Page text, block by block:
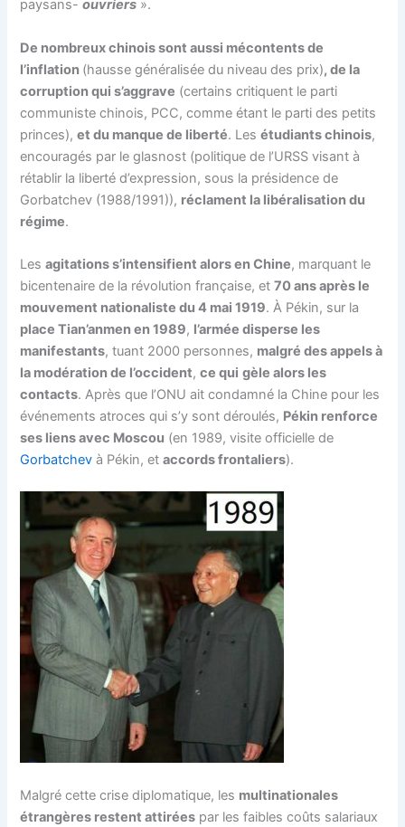
paysans-ouvriers ».
De nombreux chinois sont aussi mécontents de
l’inflation (hausse généralisée du niveau des prix), de la
corruption qui s’aggrave (certains critiquent le parti
communiste chinois, PCC, comme étant le parti des petits
princes),et du manque de liberté. Lesétudiants chinois,
encouragés par le glasnost (politique de l’URSS visant à
rétablir la liberté d’expression, sous la présidence de
Gorbatchev (1988/1991)), réclament la libéralisation du
régime.
Lesagitations s’intensifient alors en Chine, marquant le
bicentenaire de la révolution française, et70 ans après le
mouvement nationaliste du 4 mai 1919. À Pékin, sur la
place Tian’anmen en 1989, l’armée disperse les
manifestants, tuant 2000 personnes, malgré des appels à
la modération de l’occident,ce qui gèle alors les
contacts. Après que l’ONU ait condamné la Chine pour les
événements atroces qui s’y sont déroulés, Pékin renforce
ses liens avec Moscou (en 1989, visite officielle de
Gorbatchev à Pékin, etaccords frontaliers).
Malgré cette crise diplomatique, les multinationales
étrangères restent attirées par les faibles coûts salariaux